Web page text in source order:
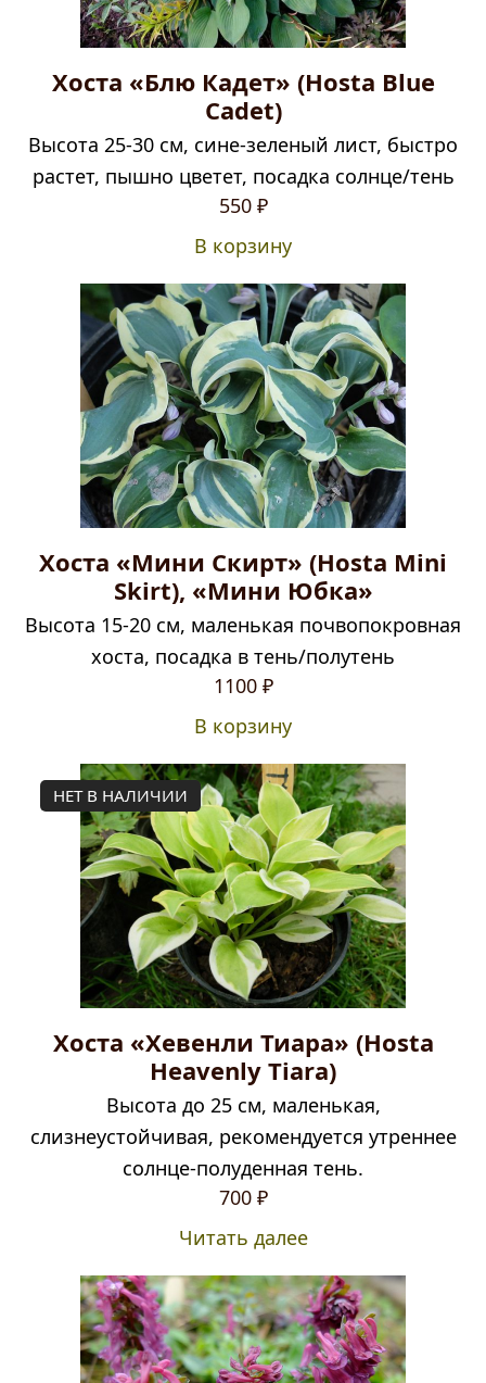
Хоста «Блю Кадет» (Hosta Blue
Cadet)
Высота 25-30 см, сине-зеленый лист, быстро
растет, пышно цветет, посадка солнце/тень
550 ₽
В корзину
Хоста «Мини Скирт» (Hosta Mini
Skirt), «Мини Юбка»
Высота 15-20 см, маленькая почвопокровная
хоста, посадка в тень/полутень
1100 ₽
В корзину
НЕТ В НАЛИЧИИ
Хоста «Хевенли Тиара» (Hosta
Heavenly Tiara)
Высота до 25 см, маленькая,
слизнеустойчивая, рекомендуется утреннее
солнце-полуденная тень.
700 ₽
Читать далее